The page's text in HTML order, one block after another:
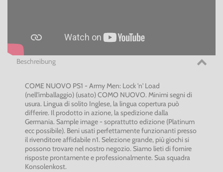
Beschreibung
COME NUOVO PS1 - Army Men: Lock 'n' Load
(nell'imballaggio) (usato) COMO NUOVO. Minimi segni di
usura. Lingua di solito Inglese, la lingua copertura può
differire. Il prodotto in azione, la spedizione dalla
Germania. Sample image - soprattutto edizione (Platinum
ecc possibile). Beni usati perfettamente funzionanti presso
il rivenditore affidabile n1. Selezione grande, più giochi si
possono trovare nel nostro negozio. Siamo lieti di fornire
risposte prontamente e professionalmente. Sua squadra
Konsolenkost.